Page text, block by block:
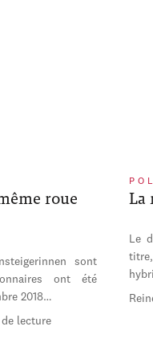
roue
sont
ont été
2018…
lecture
La
Le